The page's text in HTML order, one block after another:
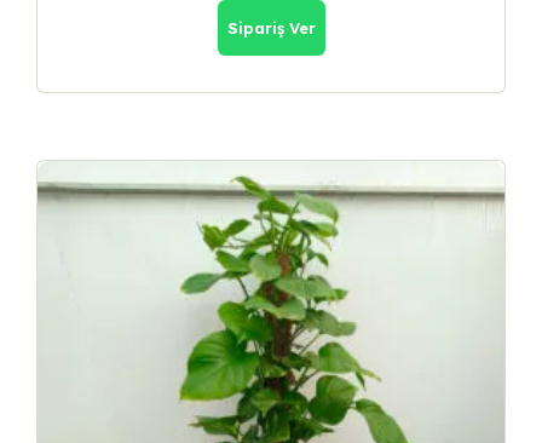
Sipariş Ver